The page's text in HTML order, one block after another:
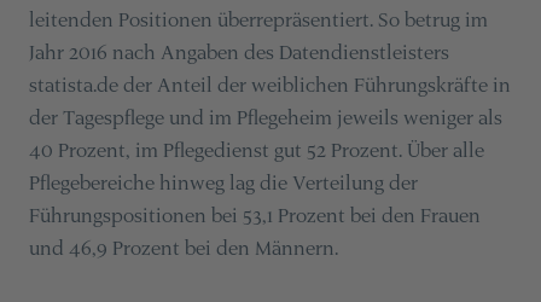
leitenden Positionen überrepräsentiert. So betrug im
Jahr 2016 nach Angaben des Datendienstleisters
statista.de der Anteil der weiblichen Führungskräfte in
der Tagespflege und im Pflegeheim jeweils weniger als
40 Prozent, im Pflegedienst gut 52 Prozent. Über alle
Pflegebereiche hinweg lag die Verteilung der
Führungspositionen bei 53,1 Prozent bei den Frauen
und 46,9 Prozent bei den Männern.